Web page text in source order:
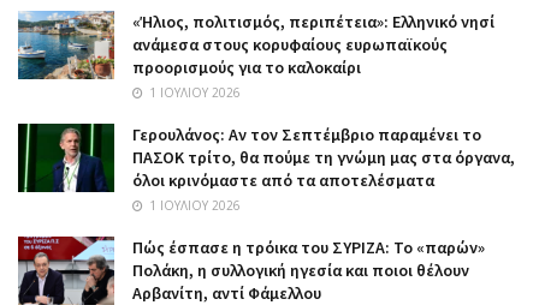
«Ήλιος, πολιτισμός, περιπέτεια»: Ελληνικό νησί
ανάμεσα στους κορυφαίους ευρωπαϊκούς
προορισμούς για το καλοκαίρι
1 ΙΟΥΛΊΟΥ 2026
Γερουλάνος: Αν τον Σεπτέμβριο παραμένει το
ΠΑΣΟΚ τρίτο, θα πούμε τη γνώμη μας στα όργανα,
όλοι κρινόμαστε από τα αποτελέσματα
1 ΙΟΥΛΊΟΥ 2026
Πώς έσπασε η τρόικα του ΣΥΡΙΖΑ: Το «παρών»
Πολάκη, η συλλογική ηγεσία και ποιοι θέλουν
Αρβανίτη, αντί Φάμελλου